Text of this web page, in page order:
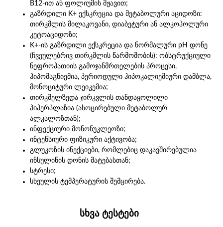
B12-ით ან ფოლიუმის მჟავით;
გაზრდილი K+ ექსკრეცია და მეტაბოლური აციდოზი:
თირკმლის მილაკოვანი, დიაბეტური ან ალკოჰოლური
კეტოაციდოზი;
K+-ის გაზრდილი ექსკრეცია და ნორმალური pH დონე
(ჩვეულებრივ თირკმლის წარმოშობის): ობსტრუქციული
ნეფროპათიის გამოჯანმრთელების პროცესი,
ჰიპომაგნიემია, პერიოდული ჰიპოკალიემიური დამბლა,
მონოციტური ლეიკემია;
თირკმელზედა ჯირკვლის თანდაყოლილი
ჰიპერპლაზია (ასოცირებული მეტაბოლურ
ალკალოზთან);
ინფექციური მონონუკლეოზი;
ინტენსიური ფიზიკური აქტივობა;
გლუკოზის ინექციები, რომლებიც დაკავშირებულია
ინსულინის დონის მატებასთან;
სტრესი;
სხეულის ტემპერატურის შემცირება.
სხვა ტესტები